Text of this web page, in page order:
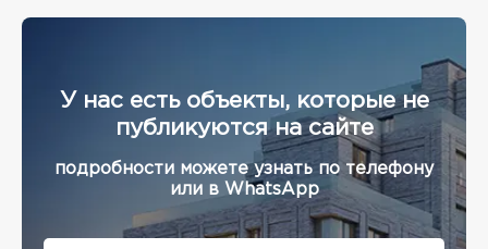
У нас есть объекты, которые не
публикуются на сайте
подробности можете узнать по телефону
или в WhatsApp